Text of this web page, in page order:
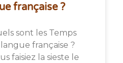
française ?
sont les Temps
française ?
faisiez la sieste le